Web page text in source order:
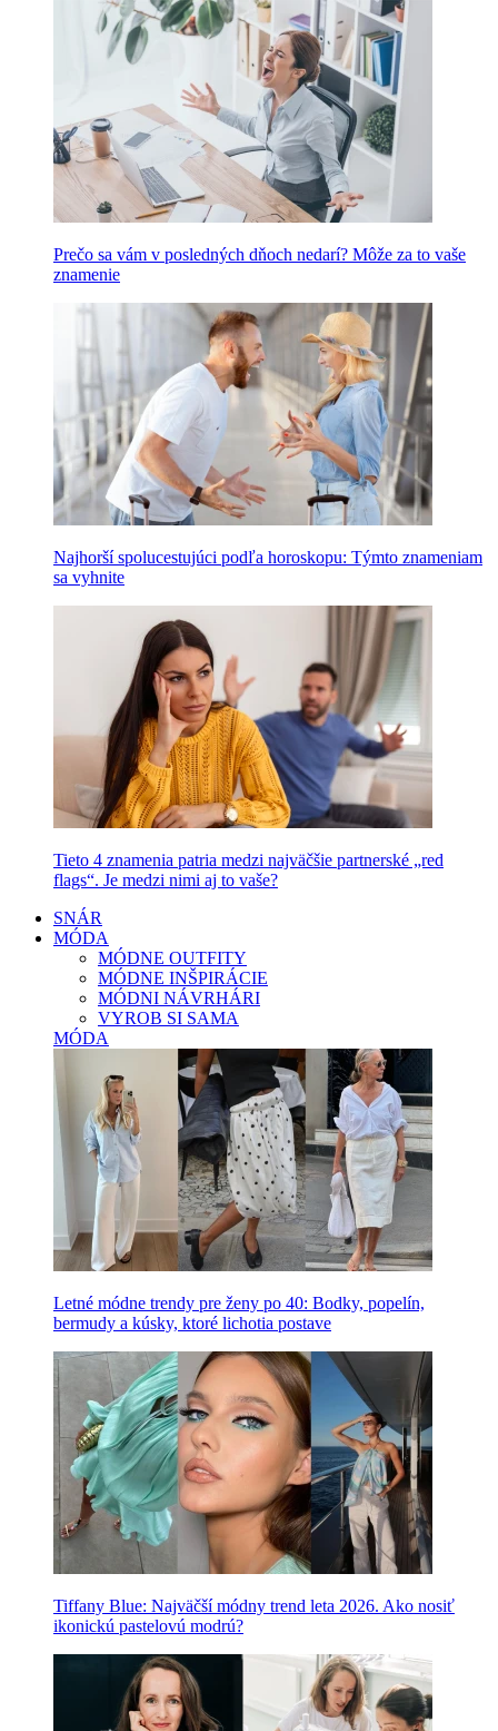
Prečo sa vám v posledných dňoch nedarí? Môže za to vaše
znamenie
Najhorší spolucestujúci podľa horoskopu: Týmto znameniam
sa vyhnite
Tieto 4 znamenia patria medzi najväčšie partnerské „red
flags“. Je medzi nimi aj to vaše?
SNÁR
MÓDA
MÓDNE OUTFITY
MÓDNE INŠPIRÁCIE
MÓDNI NÁVRHÁRI
VYROB SI SAMA
MÓDA
Letné módne trendy pre ženy po 40: Bodky, popelín,
bermudy a kúsky, ktoré lichotia postave
Tiffany Blue: Najväčší módny trend leta 2026. Ako nosiť
ikonickú pastelovú modrú?